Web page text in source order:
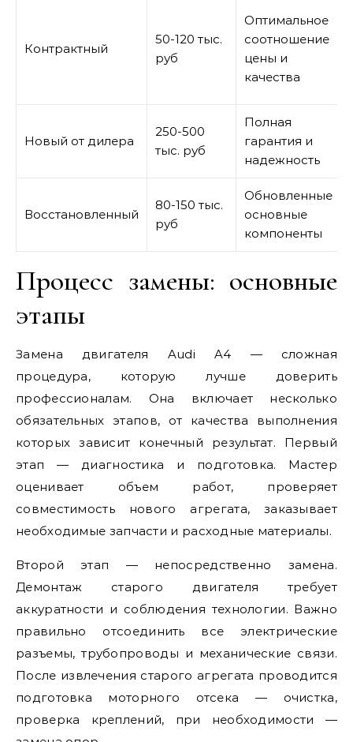
Контрактный
50-120 тыс.
руб
Оптимальное
соотношение
цены и
качества
Новый от дилера
250-500
тыс. руб
Полная
гарантия и
надежность
Восстановленный
80-150 тыс.
руб
Обновленные
основные
компоненты
Процесс замены: основные
этапы
Замена двигателя Audi A4 — сложная
процедура, которую лучше доверить
профессионалам. Она включает несколько
обязательных этапов, от качества выполнения
которых зависит конечный результат. Первый
этап — диагностика и подготовка. Мастер
оценивает объем работ, проверяет
совместимость нового агрегата, заказывает
необходимые запчасти и расходные материалы.
Второй этап — непосредственно замена.
Демонтаж старого двигателя требует
аккуратности и соблюдения технологии. Важно
правильно отсоединить все электрические
разъемы, трубопроводы и механические связи.
После извлечения старого агрегата проводится
подготовка моторного отсека — очистка,
проверка креплений, при необходимости —